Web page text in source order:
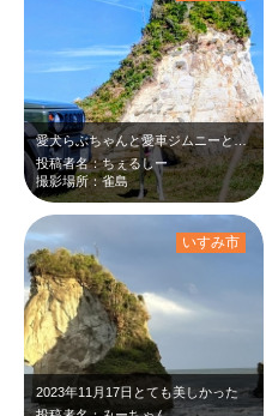
愛犬らぶちゃんと愛車ジムニーと津々ヶ浦に行きました。秋晴れの気持ちの良い日です…
投稿者名：ちぇるしー
撮影場所：雀島
2023年11月17日とても美しかった
いすみ市